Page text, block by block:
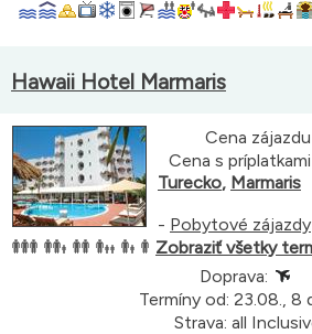
Hawaii Hotel Marmaris
Cena
Cena s
Turecko, Marmaris
- Pobytové zájazdy
Zobraziť všetky
Doprava:
Termíny od: 23.08., 8
Strava: all